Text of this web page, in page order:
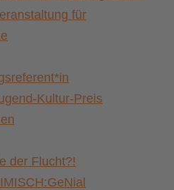
für
Kultur-Preis
der Flucht?!